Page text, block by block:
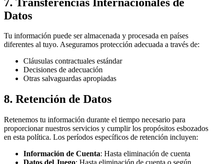
Datos
Tu información puede ser almacenada y procesada en países
diferentes al tuyo. Aseguramos protección adecuada a través de:
Cláusulas contractuales estándar
Decisiones de adecuación
Otras salvaguardas apropiadas
8. Retención de Datos
Retenemos tu información durante el tiempo necesario para
proporcionar nuestros servicios y cumplir los propósitos esbozados
en esta política. Los períodos específicos de retención incluyen:
Información de Cuenta: Hasta eliminación de cuenta